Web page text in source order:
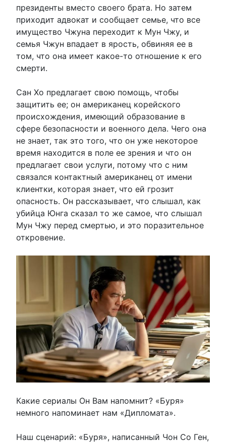
президенты вместо своего брата. Но затем
приходит адвокат и сообщает семье, что все
имущество Чжуна переходит к Мун Чжу, и
семья Чжун впадает в ярость, обвиняя ее в
том, что она имеет какое-то отношение к его
смерти.
Сан Хо предлагает свою помощь, чтобы
защитить ее; он американец корейского
происхождения, имеющий образование в
сфере безопасности и военного дела. Чего она
не знает, так это того, что он уже некоторое
время находится в поле ее зрения и что он
предлагает свои услуги, потому что с ним
связался контактный американец от имени
клиентки, которая знает, что ей грозит
опасность. Он рассказывает, что слышал, как
убийца Юнга сказал то же самое, что слышал
Мун Чжу перед смертью, и это поразительное
откровение.
Какие сериалы Он Вам напомнит? «Буря»
немного напоминает нам «Дипломата».
Наш сценарий: «Буря», написанный Чон Со Ген,